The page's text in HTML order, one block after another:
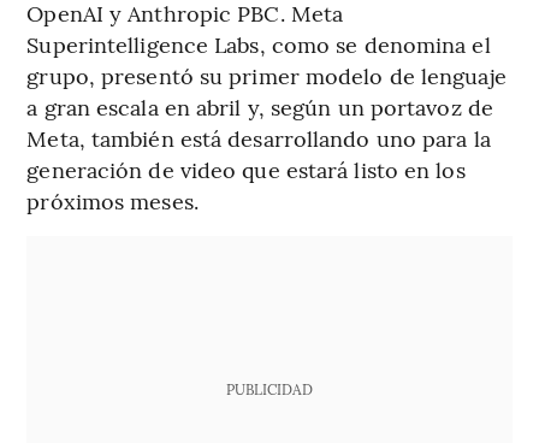
OpenAI y Anthropic PBC. Meta
Superintelligence Labs, como se denomina el
grupo, presentó su primer modelo de lenguaje
a gran escala en abril y, según un portavoz de
Meta, también está desarrollando uno para la
generación de video que estará listo en los
próximos meses.
PUBLICIDAD